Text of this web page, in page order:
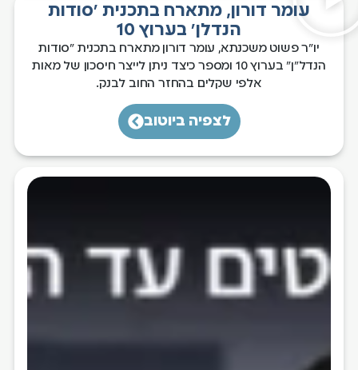
עומר דורון, מתארח בתכנית 'סודות
הנדלן' בערוץ 10
יו"ר פשוט משכנתא, עומר דורון מתארח בתכנית "סודות
הנדל"ן" בערוץ 10 ומספר כיצד ניתן לייצר חיסכון של מאות
אלפי שקלים בהחזר החוב לבנק.
לצפיה ביוטוב